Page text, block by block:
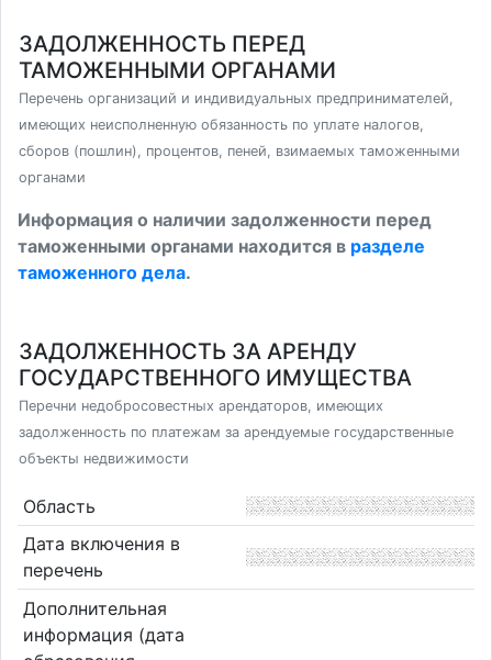
ЗАДОЛЖЕННОСТЬ ПЕРЕД
ТАМОЖЕННЫМИ ОРГАНАМИ
Перечень организаций и индивидуальных предпринимателей,
имеющих неисполненную обязанность по уплате налогов,
сборов (пошлин), процентов, пеней, взимаемых таможенными
органами
Информация о наличии задолженности перед
таможенными органами находится в разделе
таможенного дела.
ЗАДОЛЖЕННОСТЬ ЗА АРЕНДУ
ГОСУДАРСТВЕННОГО ИМУЩЕСТВА
Перечни недобросовестных арендаторов, имеющих
задолженность по платежам за арендуемые государственные
объекты недвижимости
Область
Дата включения в
перечень
Дополнительная
информация (дата